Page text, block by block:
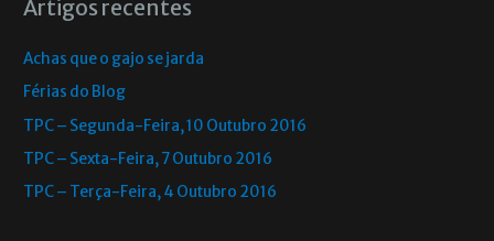
Artigos recentes
Achas que o gajo se jarda
Férias do Blog
TPC – Segunda-Feira, 10 Outubro 2016
TPC – Sexta-Feira, 7 Outubro 2016
TPC – Terça-Feira, 4 Outubro 2016